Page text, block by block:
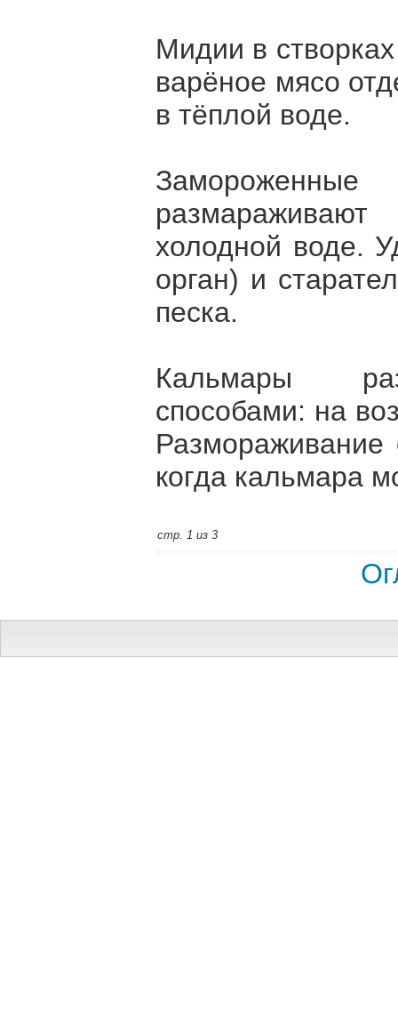
Мидии в
варёное мясо
в тёплой воде.
холодной воде.
орган) и
песка.
Кальмары
способами: на
Размораживание
когда кальмара
стр. 1 из 3